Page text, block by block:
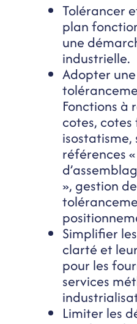
Tolérancer
plan
une
industrielle.
Adopter
Fonctions à
cotes,
isostatisme,
références
», gestion
Simplifier
clarté et
pour les
services
Limiter les